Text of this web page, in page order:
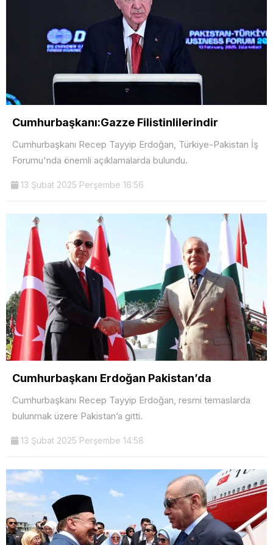
Cumhurbaşkanı:Gazze Filistinlilerindir
Cumhurbaşkanı Recep Tayyip Erdoğan, Türkiye-Pakistan İş
Forumu'nda önemli açıklamalarda bulundu.
13 Şubat 2025 Perşembe 16:56
Cumhurbaşkanı Erdoğan Pakistan’da
Cumhurbaşkanı Recep Tayyip Erdoğan, resmi temaslarda
bulunmak üzere Pakistan’a gitti.
13 Şubat 2025 Perşembe 14:58